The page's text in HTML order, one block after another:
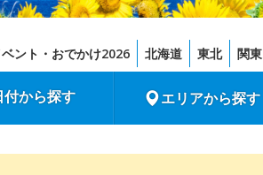
ント・おでかけ2026 北海道 東北 関東
付から探す エリアから探す